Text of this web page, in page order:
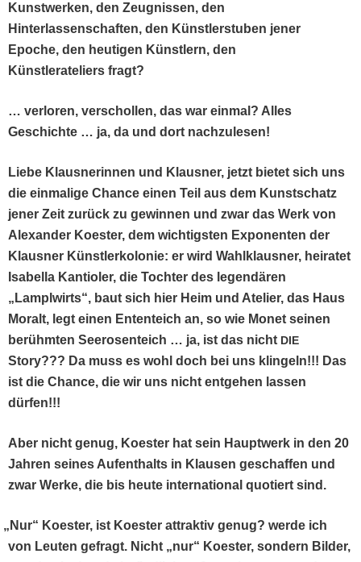
Kunst­werken, den Zeug­nis­sen, den
Hin­ter­lassen­schaften, den Kün­stler­stuben jen­er
Epoche, den heuti­gen Kün­stlern, den
Kün­stler­ate­liers fragt?
… ver­loren, ver­schollen, das war ein­mal? Alles
Geschichte … ja, da und dort nachzulesen!
Liebe Klaus­ner­in­nen und Klaus­ner, jet­zt bietet sich uns
die ein­ma­lige Chance einen Teil aus dem Kun­stschatz
jen­er Zeit zurück zu gewin­nen und zwar das Werk von
Alexan­der Koester, dem wichtig­sten Expo­nen­ten der
Klaus­ner Kün­stlerkolonie: er wird Wahlk­laus­ner, heiratet
Isabel­la Kan­ti­ol­er, die Tochter des leg­endären
„Lam­plwirts“, baut sich hier Heim und Ate­lier, das Haus
Moralt, legt einen Enten­te­ich an, so wie Mon­et seinen
berühmten Seerosen­te­ich … ja, ist das nicht DIE
Sto­ry??? Da muss es wohl doch bei uns klin­geln!!! Das
ist die Chance, die wir uns nicht ent­ge­hen lassen
dürfen!!!
Aber nicht genug, Koester hat sein Hauptwerk in den 20
Jahren seines Aufen­thalts in Klausen geschaf­fen und
zwar Werke, die bis heute inter­na­tion­al quotiert sind.
„ Nur“ Koester, ist Koester attrak­tiv genug? werde ich
von Leuten gefragt. Nicht „nur“ Koester, son­dern Bilder,